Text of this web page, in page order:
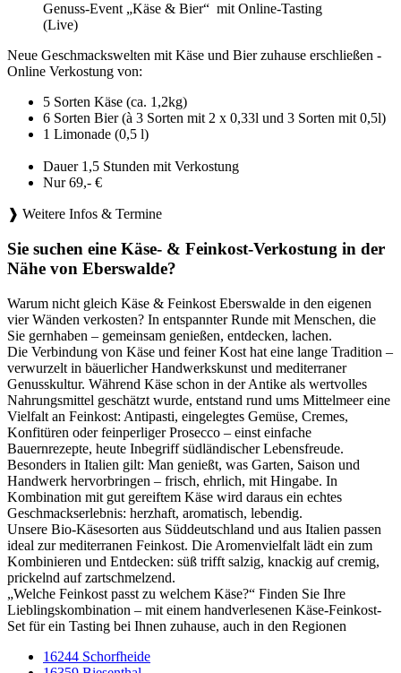
Genuss-Event „Käse & Bier“ mit Online-Tasting
(Live)
Neue Geschmackswelten mit Käse und Bier zuhause erschließen -
Online Verkostung von:
5 Sorten Käse (ca. 1,2kg)
6 Sorten Bier (à 3 Sorten mit 2 x 0,33l und 3 Sorten mit 0,5l)
1 Limonade (0,5 l)
Dauer 1,5 Stunden mit Verkostung
Nur 69,- €
❱ Weitere Infos & Termine
Sie suchen eine Käse- & Feinkost-Verkostung in der
Nähe von Eberswalde?
Warum nicht gleich Käse & Feinkost Eberswalde in den eigenen
vier Wänden verkosten? In entspannter Runde mit Menschen, die
Sie gernhaben – gemeinsam genießen, entdecken, lachen.
Die Verbindung von Käse und feiner Kost hat eine lange Tradition –
verwurzelt in bäuerlicher Handwerkskunst und mediterraner
Genusskultur. Während Käse schon in der Antike als wertvolles
Nahrungsmittel geschätzt wurde, entstand rund ums Mittelmeer eine
Vielfalt an Feinkost: Antipasti, eingelegtes Gemüse, Cremes,
Konfitüren oder feinperliger Prosecco – einst einfache
Bauernrezepte, heute Inbegriff südländischer Lebensfreude.
Besonders in Italien gilt: Man genießt, was Garten, Saison und
Handwerk hervorbringen – frisch, ehrlich, mit Hingabe. In
Kombination mit gut gereiftem Käse wird daraus ein echtes
Geschmackserlebnis: herzhaft, aromatisch, lebendig.
Unsere Bio-Käsesorten aus Süddeutschland und aus Italien passen
ideal zur mediterranen Feinkost. Die Aromenvielfalt lädt ein zum
Kombinieren und Entdecken: süß trifft salzig, knackig auf cremig,
prickelnd auf zartschmelzend.
„Welche Feinkost passt zu welchem Käse?“ Finden Sie Ihre
Lieblingskombination – mit einem handverlesenen Käse-Feinkost-
Set für ein Tasting bei Ihnen zuhause, auch in den Regionen
16244 Schorfheide